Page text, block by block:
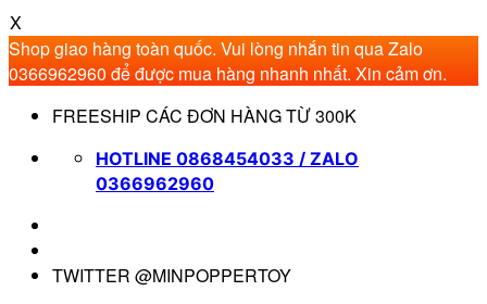
X
Shop giao hàng toàn quốc. Vui lòng nhắn tin qua Zalo
0366962960 để được mua hàng nhanh nhất. Xin cảm ơn.
qua
FREESHIP CÁC ĐƠN HÀNG TỪ 300K
HOTLINE 0868454033 / ZALO
0366962960
TWITTER @MINPOPPERTOY